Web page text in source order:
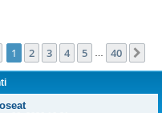
Pagina di 40
1 2 3 4 5 40